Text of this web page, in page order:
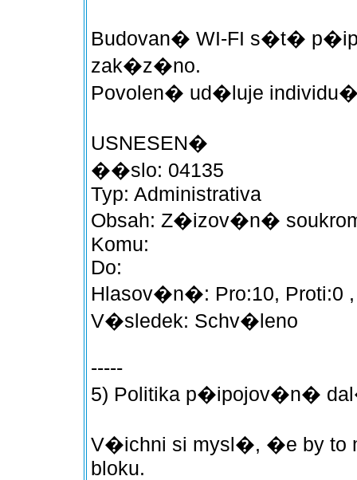
Budovan� WI-FI s�t�
zak�z�no.
Povolen� ud�luje
USNESEN�
��slo: 04135
Typ: Administrativa
Obsah: Z�izov�n�
Komu:
Do:
Hlasov�n�: Pro:10, Proti:0
V�sledek: Schv�leno
-----
5) Politika p�ipojov�n�
V�ichni si mysl�, �e by to
bloku.